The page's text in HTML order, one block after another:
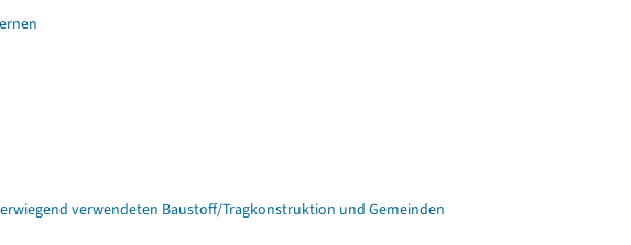
verwendeten Baustoff/Tragkonstruktion und Gemeinden